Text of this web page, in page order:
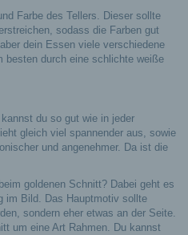
Farbe des Tellers. Dieser sollte
sodass die Farben gut
dein Essen viele verschiedene
besten durch eine schlichte weiße
du so gut wie in jeder
gleich viel spannender aus, sowie
und angenehmer. Da ist die
goldenen Schnitt? Dabei geht es
im Bild. Das Hauptmotiv sollte
sondern eher etwas an der Seite.
um eine Art Rahmen. Du kannst